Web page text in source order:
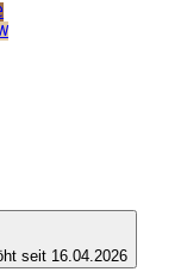
seit 16.04.2026